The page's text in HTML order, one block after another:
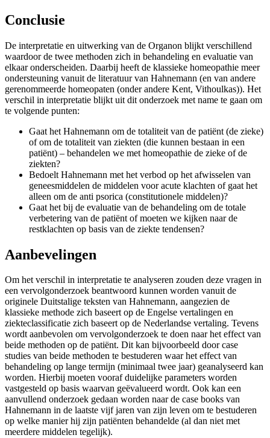
Conclusie
De interpretatie en uitwerking van de Organon blijkt verschillend
waardoor de twee methoden zich in behandeling en evaluatie van
elkaar onderscheiden. Daarbij heeft de klassieke homeopathie meer
ondersteuning vanuit de literatuur van Hahnemann (en van andere
gerenommeerde homeopaten (onder andere Kent, Vithoulkas)). Het
verschil in interpretatie blijkt uit dit onderzoek met name te gaan om
te volgende punten:
Gaat het Hahnemann om de totaliteit van de patiënt (de zieke)
of om de totaliteit van ziekten (die kunnen bestaan in een
patiënt) – behandelen we met homeopathie de zieke of de
ziekten?
Bedoelt Hahnemann met het verbod op het afwisselen van
geneesmiddelen de middelen voor acute klachten of gaat het
alleen om de anti psorica (constitutionele middelen)?
Gaat het bij de evaluatie van de behandeling om de totale
verbetering van de patiënt of moeten we kijken naar de
restklachten op basis van de ziekte tendensen?
Aanbevelingen
Om het verschil in interpretatie te analyseren zouden deze vragen in
een vervolgonderzoek beantwoord kunnen worden vanuit de
originele Duitstalige teksten van Hahnemann, aangezien de
klassieke methode zich baseert op de Engelse vertalingen en
ziekteclassificatie zich baseert op de Nederlandse vertaling. Tevens
wordt aanbevolen om vervolgonderzoek te doen naar het effect van
beide methoden op de patiënt. Dit kan bijvoorbeeld door case
studies van beide methoden te bestuderen waar het effect van
behandeling op lange termijn (minimaal twee jaar) geanalyseerd kan
worden. Hierbij moeten vooraf duidelijke parameters worden
vastgesteld op basis waarvan geëvalueerd wordt. Ook kan een
aanvullend onderzoek gedaan worden naar de case books van
Hahnemann in de laatste vijf jaren van zijn leven om te bestuderen
op welke manier hij zijn patiënten behandelde (al dan niet met
meerdere middelen tegelijk).